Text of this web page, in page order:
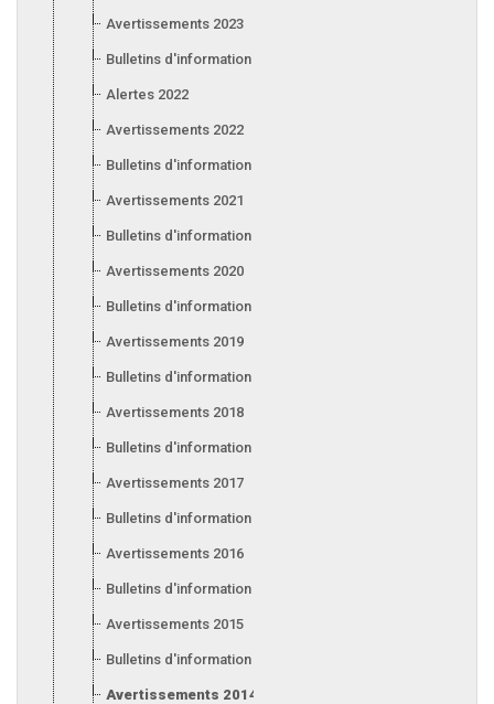
Avertissements 2023
Bulletins d'information 2023
Alertes 2022
Avertissements 2022
Bulletins d'information 2022
Avertissements 2021
Bulletins d'information 2021
Avertissements 2020
Bulletins d'information 2020
Avertissements 2019
Bulletins d'information 2019
Avertissements 2018
Bulletins d'information 2018
Avertissements 2017
Bulletins d'information 2017
Avertissements 2016
Bulletins d'information 2016
Avertissements 2015
Bulletins d'information 2015
Avertissements 2014